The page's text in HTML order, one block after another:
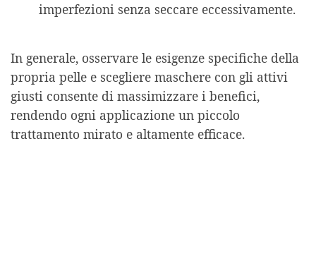
imperfezioni senza seccare eccessivamente.
In generale, osservare le esigenze specifiche della
propria pelle e scegliere maschere con gli attivi
giusti consente di massimizzare i benefici,
rendendo ogni applicazione un piccolo
trattamento mirato e altamente efficace.